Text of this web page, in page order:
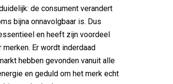
de consument verandert
bijna onnavolgbaar is. Dus
en heeft zijn voordeel
Er wordt inderdaad
hebben gevonden vanuit alle
en geduld om het merk echt